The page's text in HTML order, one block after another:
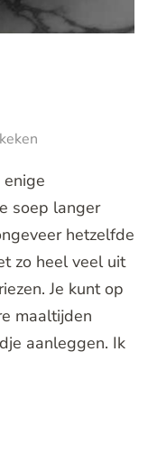
soep langer
hetzelfde
zo heel veel uit
Je kunt op
maaltijden
aanleggen. Ik